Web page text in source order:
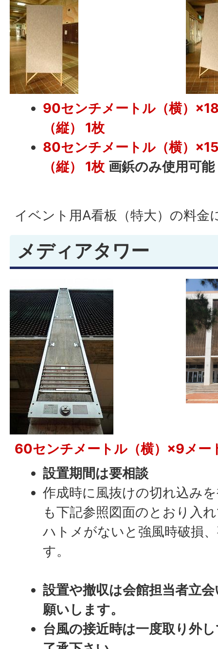
90センチメートル（横）
（縦） 1枚
80センチメートル（横）
（縦） 1枚 画鋲のみ使用可能
イベント用A看板（特大）の料金
メディアタワー
60センチメートル（横）×9メー
設置期間は要相談
作成時に風抜けの切れ込み
も下記参照図面のとおり入
ハトメがないと強風時破損
す。
設置や撤収は会館担当者立
願いします。
台風の接近時は一度取り外